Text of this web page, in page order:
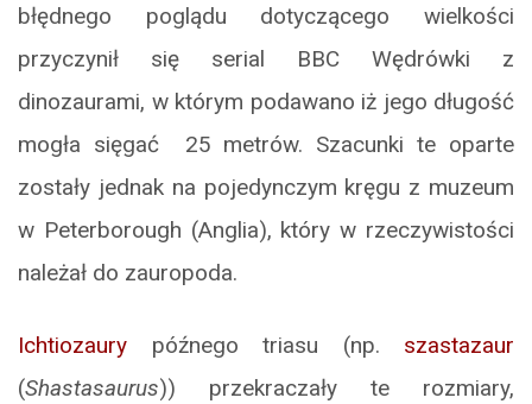
błędnego poglądu dotyczącego wielkości
przyczynił się serial BBC Wędrówki z
dinozaurami, w którym podawano iż jego długość
mogła sięgać 25 metrów. Szacunki te oparte
zostały jednak na pojedynczym kręgu z muzeum
w Peterborough (Anglia), który w rzeczywistości
należał do zauropoda.
Ichtiozaury późnego triasu (np. szastazaur
(Shastasaurus)) przekraczały te rozmiary,